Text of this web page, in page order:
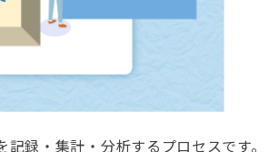
録・集計・分析するプロセスです。